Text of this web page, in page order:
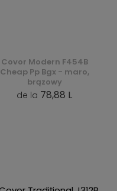
Covor Modern F454B
Cheap Pp Bgx - maro,
brązowy
de la 78,88 L